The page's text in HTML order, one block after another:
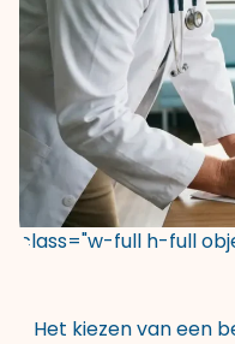
class="w-full h-full
Het kiezen van een